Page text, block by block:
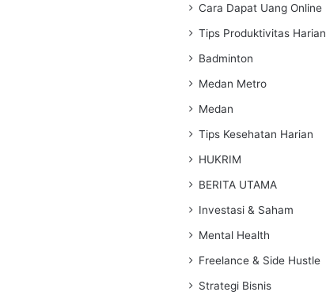
Cara Dapat Uang Online
Tips Produktivitas Harian
Badminton
Medan Metro
Medan
Tips Kesehatan Harian
HUKRIM
BERITA UTAMA
Investasi & Saham
Mental Health
Freelance & Side Hustle
Strategi Bisnis